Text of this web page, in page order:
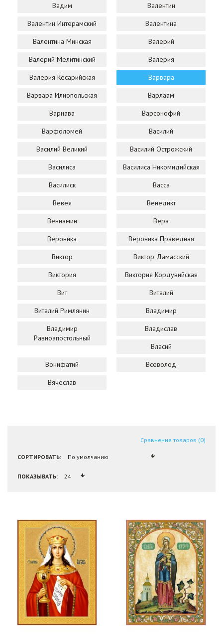
Вадим
Валентин
Валентин Интерамский
Валентина
Валентина Минская
Валерий
Валерий Мелитинский
Валерия
Валерия Кесарийская
Варвара
Варвара Илиопольская
Варлаам
Варнава
Варсонофий
Варфоломей
Василий
Василий Великий
Василий Острожский
Василиса
Василиса Никомидийская
Василиск
Васса
Вевея
Венедикт
Вениамин
Вера
Вероника
Вероника Праведная
Виктор
Виктор Дамасский
Виктория
Виктория Кордувийская
Вит
Виталий
Виталий Римлянин
Владимир
Владимир
Равноапостольный
Владислав
Власий
Вонифатий
Всеволод
Вячеслав
Сравнение товаров (0)
СОРТИРОВАТЬ:
ПОКАЗЫВАТЬ: